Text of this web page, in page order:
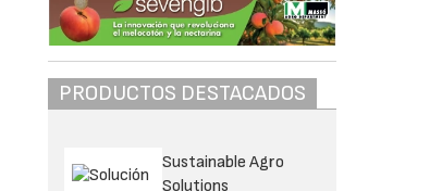
PRODUCTOS DESTACADOS
Sustainable Agro
Solutions